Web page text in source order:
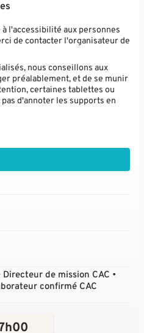
l'accessibilité aux personnes
de contacter l'organisateur de
nous conseillons aux
préalablement, et de se munir
certaines tablettes ou
d'annoter les supports en
de mission CAC •
confirmé CAC